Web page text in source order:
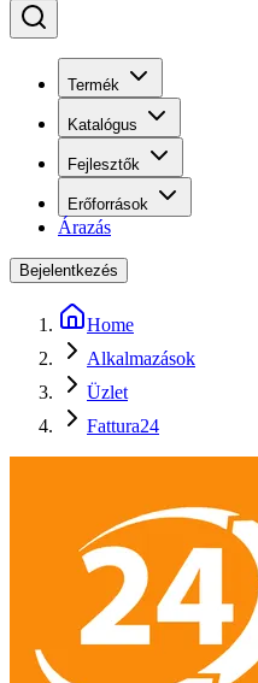
Termék
Katalógus
Fejlesztők
Erőforrások
Árazás
Bejelentkezés
Home
Alkalmazások
Üzlet
Fattura24